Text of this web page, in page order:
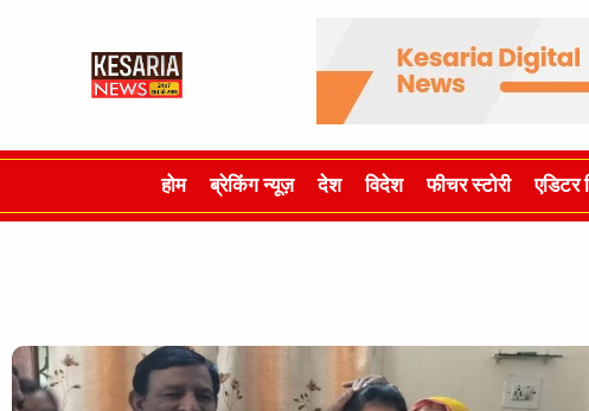
होम ब्रेकिंग न्यूज़ देश विदेश फीचर स्टोरी एडिटर